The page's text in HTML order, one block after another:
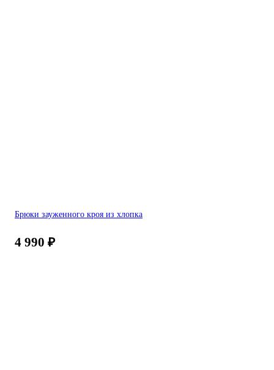
Брюки зауженного кроя из хлопка
4 990 ₽